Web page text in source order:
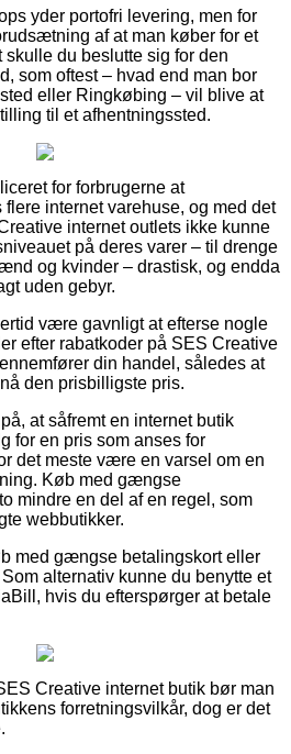
yder portofri levering, men for
af at man køber for et
skulle du beslutte sig for den
som oftest – hvad end man bor
eller Ringkøbing – vil blive at
til et afhentningssted.
for forbrugerne at
internet varehuse, og med det
internet outlets ikke kunne
på deres varer – til drenge
og kvinder – drastisk, og endda
uden gebyr.
være gavnligt at efterse nogle
efter rabatkoder på SES Creative
din handel, således at
den prisbilligste pris.
at såfremt en internet butik
for en pris som anses for
det meste være en varsel om en
Køb med gængse
mindre en del af en regel, som
webbutikker.
med gængse betalingskort eller
alternativ kunne du benytte et
hvis du efterspørger at betale
Creative internet butik bør man
forretningsvilkår, dog er det